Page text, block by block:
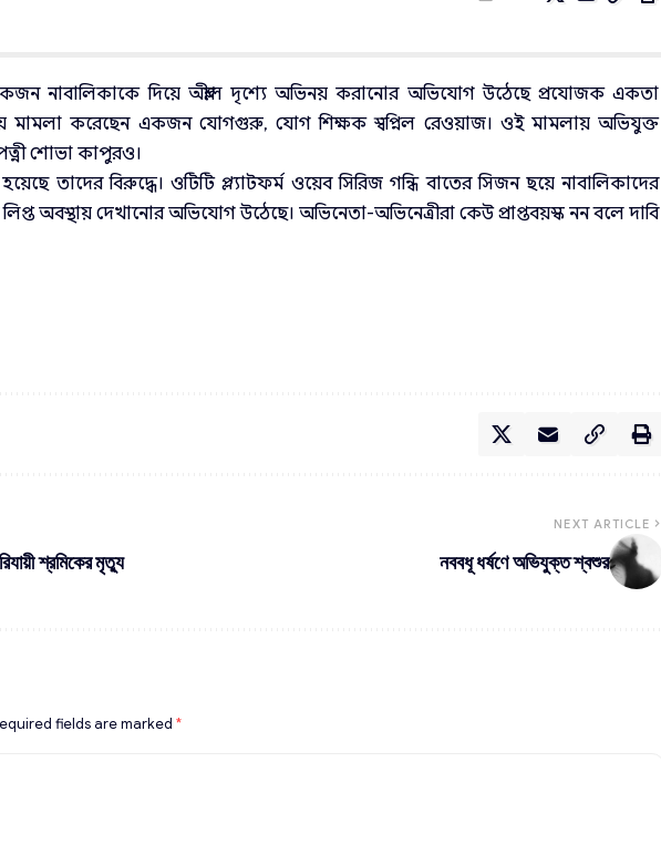
নাবালিকাকে দিয়ে অশ্লীল দৃশ্যে অভিনয় করানোর অভিযোগ উঠেছে প্রযোজক একতা
মামলা করেছেন একজন যোগগুরু, যোগ শিক্ষক স্বপ্নিল রেওয়াজ। ওই মামলায় অভিযুক্ত
শোভা কাপুরও।
তাদের বিরুদ্ধে। ওটিটি প্ল্যাটফর্ম ওয়েব সিরিজ গন্ধি বাতের সিজন ছয়ে নাবালিকাদের
অবস্থায় দেখানোর অভিযোগ উঠেছে। অভিনেতা-অভিনেত্রীরা কেউ প্রাপ্তবয়স্ক নন বলে দাবি
শ্রমিকের মৃত্যু
NEXT ARTICLE
নববধূ ধর্ষণে অভিযুক্ত শ্বশুর
fields are marked *